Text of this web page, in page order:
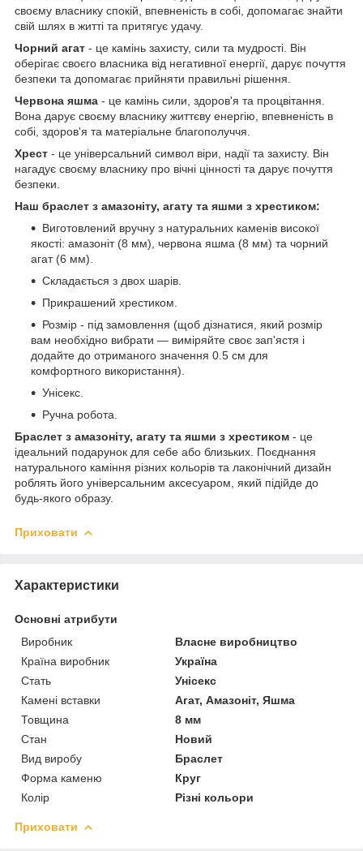
своєму власнику спокій, впевненість в собі, допомагає знайти
свій шлях в житті та притягує удачу.
Чорний агат - це камінь захисту, сили та мудрості. Він
оберігає своєго власника від негативної енергії, дарує почуття
безпеки та допомагає прийняти правильні рішення.
Червона яшма - це камінь сили, здоров'я та процвітання.
Вона дарує своєму власнику життєву енергію, впевненість в
собі, здоров'я та матеріальне благополуччя.
Хрест - це універсальний символ віри, надії та захисту. Він
нагадує своєму власнику про вічні цінності та дарує почуття
безпеки.
Наш браслет з амазоніту, агату та яшми з хрестиком:
Виготовлений вручну з натуральних каменів високої
якості: амазоніт (8 мм), червона яшма (8 мм) та чорний
агат (6 мм).
Складається з двох шарів.
Прикрашений хрестиком.
Розмір - під замовлення (щоб дізнатися, який розмір
вам необхідно вибрати — виміряйте своє зап'ястя і
додайте до отриманого значення 0.5 см для
комфортного використання).
Унісекс.
Ручна робота.
Браслет з амазоніту, агату та яшми з хрестиком - це
ідеальний подарунок для себе або близьких. Поєднання
натурального каміння різних кольорів та лаконічний дизайн
роблять його універсальним аксесуаром, який підійде до
будь-якого образу.
Приховати
Характеристики
Основні атрибути
Виробник
Власне виробництво
Країна виробник
Україна
Стать
Унісекс
Камені вставки
Агат, Амазоніт, Яшма
Товщина
8 мм
Стан
Новий
Вид виробу
Браслет
Форма каменю
Круг
Колір
Різні кольори
Приховати